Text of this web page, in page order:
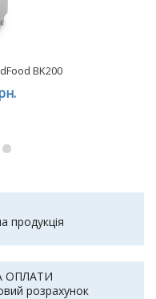
BK200
продукція
ОПЛАТИ
розрахунок